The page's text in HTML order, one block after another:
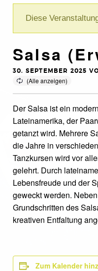
Diese
Salsa
30. SEPTEMBER 2025
Der Salsa ist ein
Lateinamerika, der
getanzt wird. Mehrere
die Jahre in
Tanzkursen wird vor
gelehrt. Durch
Lebensfreude und der
geweckt werden.
Grundschritten des
kreativen Entfaltung
Zum Kalender